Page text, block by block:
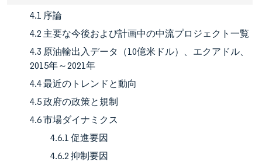
4.1 序論
4.2 主要な今後および計画中の中流プロジェクト一覧
4.3 原油輸出入データ（10億米ドル）、エクアドル、
2015年～2021年
4.4 最近のトレンドと動向
4.5 政府の政策と規制
4.6 市場ダイナミクス
4.6.1 促進要因
4.6.2 抑制要因